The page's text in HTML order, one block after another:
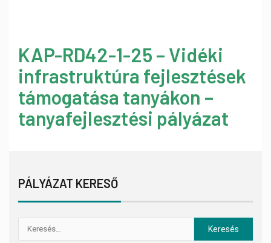
KAP-RD42-1-25 – Vidéki
infrastruktúra fejlesztések
támogatása tanyákon –
tanyafejlesztési pályázat
PÁLYÁZAT KERESŐ